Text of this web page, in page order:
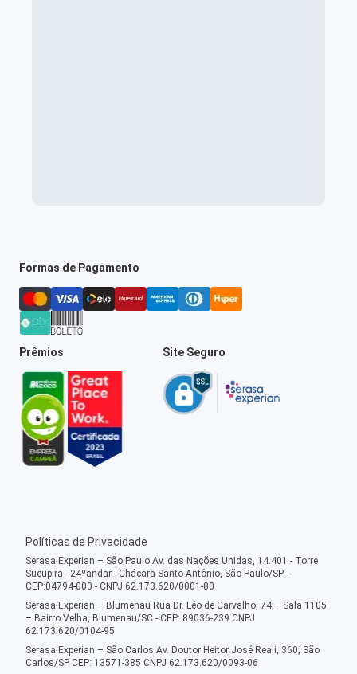
Formas de Pagamento
Prêmios Site Seguro
Políticas de Privacidade
Serasa Experian – São Paulo Av. das Nações Unidas, 14.401 - Torre
Sucupira - 24ºandar - Chácara Santo Antônio, São Paulo/SP -
CEP:04794-000 - CNPJ 62.173.620/0001-80
Serasa Experian – Blumenau Rua Dr. Léo de Carvalho, 74 – Sala 1105
– Bairro Velha, Blumenau/SC - CEP: 89036-239 CNPJ
62.173.620/0104-95
Serasa Experian – São Carlos Av. Doutor Heitor José Reali, 360, São
Carlos/SP CEP: 13571-385 CNPJ 62.173.620/0093-06